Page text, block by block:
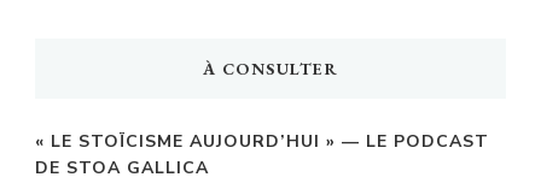
À CONSULTER
« LE STOÏCISME AUJOURD’HUI » — LE PODCAST
DE STOA GALLICA